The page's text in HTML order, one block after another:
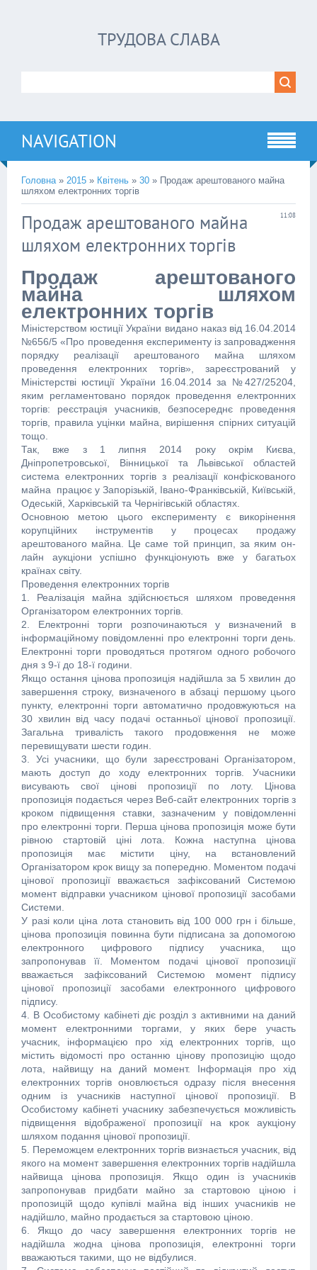
ТРУДОВА СЛАВА
NAVIGATION
Головна» 2015 » Квітень » 30 » Продаж арештованого майна
шляхом електронних торгів
11:08
Продаж арештованого майна
шляхом електронних торгів
Продаж арештованого
майна шляхом
електронних торгів
Міністерством юстиції України видано наказ від 16.04.2014
№656/5 «Про проведення експерименту із запровадження
порядку реалізації арештованого майна шляхом
проведення електронних торгів», зареєстрований у
Міністерстві юстиції України 16.04.2014 за №427/25204,
яким регламентовано порядок проведення електронних
торгів: реєстрація учасників, безпосереднє проведення
торгів, правила уцінки майна, вирішення спірних ситуацій
тощо.
Так, вже з 1 липня 2014 року окрім Києва,
Дніпропетровської, Вінницької та Львівської областей
система електронних торгів з реалізації конфіскованого
майна працює у Запорізькій, Івано-Франківській, Київській,
Одеській, Харківській та Чернігівській областях.
Основною метою цього експерименту є викорінення
корупційних інструментів у процесах продажу
арештованого майна. Це саме той принцип, за яким он-
лайн аукціони успішно функціонують вже у багатьох
країнах світу.
Проведення електронних торгів
1. Реалізація майна здійснюється шляхом проведення
Організатором електронних торгів.
2. Електронні торги розпочинаються у визначений в
інформаційному повідомленні про електронні торги день.
Електронні торги проводяться протягом одного робочого
дня з 9-ї до 18-ї години.
Якщо остання цінова пропозиція надійшла за 5 хвилин до
завершення строку, визначеного в абзаці першому цього
пункту, електронні торги автоматично продовжуються на
30 хвилин від часу подачі останньої цінової пропозиції.
Загальна тривалість такого продовження не може
перевищувати шести годин.
3. Усі учасники, що були зареєстровані Організатором,
мають доступ до ходу електронних торгів. Учасники
висувають свої цінові пропозиції по лоту. Цінова
пропозиція подається через Веб-сайт електронних торгів з
кроком підвищення ставки, зазначеним у повідомленні
про електронні торги. Перша цінова пропозиція може бути
рівною стартовій ціні лота. Кожна наступна цінова
пропозиція має містити ціну, на встановлений
Організатором крок вищу за попередню. Моментом подачі
цінової пропозиції вважається зафіксований Системою
момент відправки учасником цінової пропозиції засобами
Системи.
У разі коли ціна лота становить від 100 000 грн і більше,
цінова пропозиція повинна бути підписана за допомогою
електронного цифрового підпису учасника, що
запропонував її. Моментом подачі цінової пропозиції
вважається зафіксований Системою момент підпису
цінової пропозиції засобами електронного цифрового
підпису.
4. В Особистому кабінеті діє розділ з активними на даний
момент електронними торгами, у яких бере участь
учасник, інформацією про хід електронних торгів, що
містить відомості про останню цінову пропозицію щодо
лота, найвищу на даний момент. Інформація про хід
електронних торгів оновлюється одразу після внесення
одним із учасників наступної цінової пропозиції. В
Особистому кабінеті учаснику забезпечується можливість
підвищення відображеної пропозиції на крок аукціону
шляхом подання цінової пропозиції.
5. Переможцем електронних торгів визнається учасник, від
якого на момент завершення електронних торгів надійшла
найвища цінова пропозиція. Якщо один із учасників
запропонував придбати майно за стартовою ціною і
пропозицій щодо купівлі майна від інших учасників не
надійшло, майно продається за стартовою ціною.
6. Якщо до часу завершення електронних торгів не
надійшла жодна цінова пропозиція, електронні торги
вважаються такими, що не відбулися.